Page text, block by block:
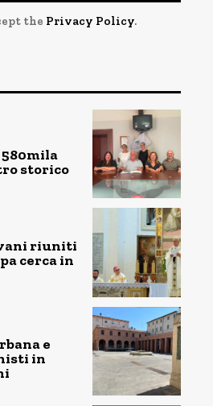
the Privacy Policy.
580mila
storico
riuniti
cerca in
e
in